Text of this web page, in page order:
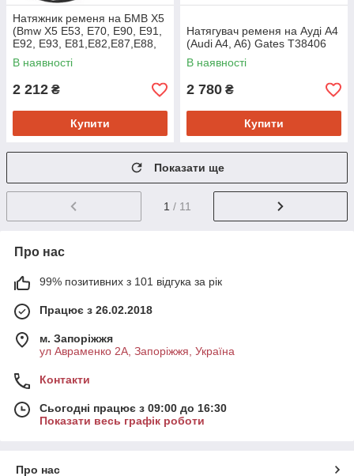
Натяжник ременя на БМВ Х5
(Bmw X5 E53, E70, E90, E91,
E92, E93, E81,E82,E87,E88,
F10, F11, F07) Ina 534032010
В наявності
2 212 ₴
Купити
Натягувач ременя на Ауді A4
(Audi A4, A6) Gates T38406
В наявності
2 780 ₴
Купити
Показати ще
1 / 11
Про нас
99% позитивних з 101 відгука за рік
Працює з 26.02.2018
м. Запоріжжя
ул Авраменко 2А, Запоріжжя, Україна
Контакти
Сьогодні працює з 09:00 до 16:30
Показати весь графік роботи
Про нас